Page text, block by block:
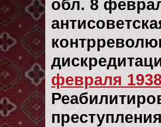
обл. 8
февраля 1938